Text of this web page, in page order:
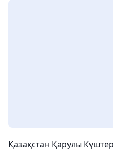
Қазақстан Қарулы